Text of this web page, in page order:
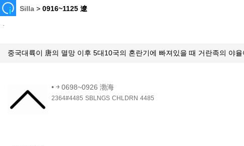
Silla >0916~1125 遼
중국대륙이 唐의 멸망 이후 5대10국의 혼란기에 빠져있을 때 거란족의 야
• ￫ 0698~0926 渤海
2364#4485 SBLNGS CHLDRN 4485